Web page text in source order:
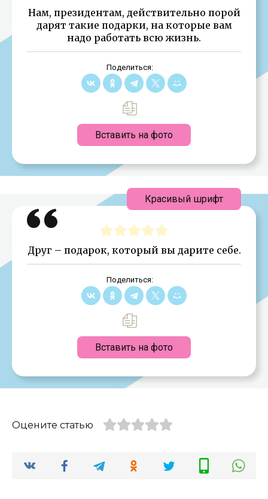
Нам, президентам, действительно порой
дарят такие подарки, на которые вам
надо работать всю жизнь.
Поделиться:
Вставить на фото
Друг – подарок, который вы дарите себе.
Поделиться:
Вставить на фото
Красивый шрифт
Оцените статью